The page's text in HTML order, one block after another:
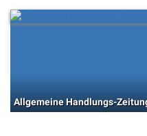
Allgemeine Handlungs-